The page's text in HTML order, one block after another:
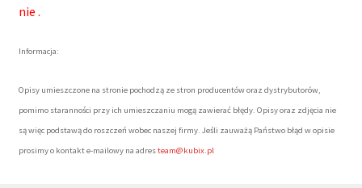
nie .
Informacja:
Opisy umieszczone na stronie pochodzą ze stron producentów oraz dystrybutorów,
pomimo staranności przy ich umieszczaniu mogą zawierać błędy. Opisy oraz zdjęcia nie
są więc podstawą do roszczeń wobec naszej firmy. Jeśli zauważą Państwo błąd w opisie
prosimy o kontakt e-mailowy na adresteam@kubix.pl